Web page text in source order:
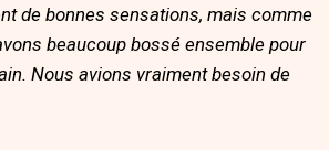
de bonnes sensations, mais comme
beaucoup bossé ensemble pour
Nous avions vraiment besoin de